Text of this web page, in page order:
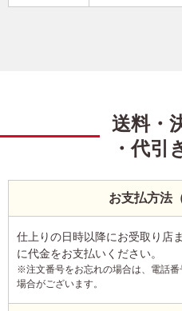
干支(午年) おしゃれ イラ
送料・
・代引
お支払方法
仕上りの日時以降にお受取り店
に代金をお支払いください。
※注文番号をお忘れの場合は、電話番
場合がございます。